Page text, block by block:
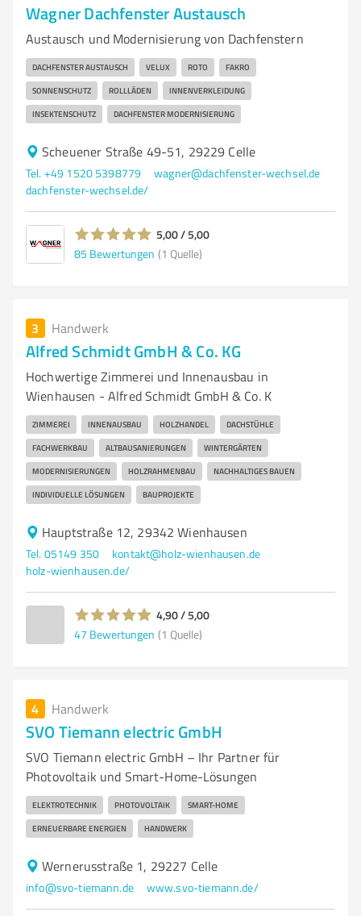
Wagner Dachfenster Austausch
Austausch und Modernisierung von Dachfenstern
DACHFENSTER AUSTAUSCH VELUX ROTO FAKRO
SONNENSCHUTZ ROLLLÄDEN INNENVERKLEIDUNG
INSEKTENSCHUTZ DACHFENSTER MODERNISIERUNG
Scheuener Straße 49-51, 29229 Celle
Tel. +49 1520 5398779
wagner@dachfenster-wechsel.de
dachfenster-wechsel.de/
5,00 / 5,00
85 Bewertungen (1 Quelle)
3 Handwerk
Alfred Schmidt GmbH & Co. KG
Hochwertige Zimmerei und Innenausbau in
Wienhausen - Alfred Schmidt GmbH & Co. K
ZIMMEREI INNENAUSBAU HOLZHANDEL DACHSTÜHLE
FACHWERKBAU ALTBAUSANIERUNGEN WINTERGÄRTEN
MODERNISIERUNGEN HOLZRAHMENBAU NACHHALTIGES BAUEN
INDIVIDUELLE LÖSUNGEN BAUPROJEKTE
Hauptstraße 12, 29342 Wienhausen
Tel. 05149 350
kontakt@holz-wienhausen.de
holz-wienhausen.de/
4,90 / 5,00
47 Bewertungen (1 Quelle)
4 Handwerk
SVO Tiemann electric GmbH
SVO Tiemann electric GmbH – Ihr Partner für
Photovoltaik und Smart-Home-Lösungen
ELEKTROTECHNIK PHOTOVOLTAIK SMART-HOME
ERNEUERBARE ENERGIEN HANDWERK
Wernerusstraße 1, 29227 Celle
info@svo-tiemann.de www.svo-tiemann.de/